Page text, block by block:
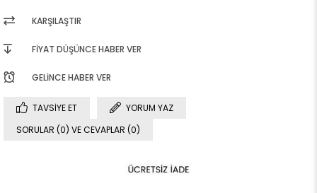
KARŞILAŞTIR
FIYAT DÜŞÜNCE HABER VER
GELINCE HABER VER
TAVSIYE ET
YORUM YAZ
SORULAR (0) VE CEVAPLAR (0)